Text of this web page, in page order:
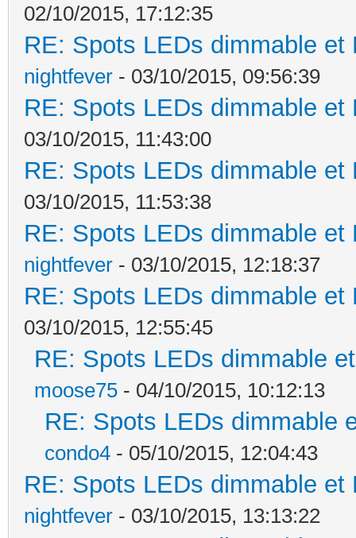
02/10/2015, 17:12:35
RE: Spots LEDs dimmable
nightfever - 03/10/2015, 09:56:39
RE: Spots LEDs dimmable
03/10/2015, 11:43:00
RE: Spots LEDs dimmable
03/10/2015, 11:53:38
RE: Spots LEDs dimmable
nightfever - 03/10/2015, 12:18:37
RE: Spots LEDs dimmable
03/10/2015, 12:55:45
RE: Spots LEDs dimmable
moose75 - 04/10/2015, 10:12:13
RE: Spots LEDs dimmable
condo4 - 05/10/2015, 12:04:43
RE: Spots LEDs dimmable
nightfever - 03/10/2015, 13:13:22